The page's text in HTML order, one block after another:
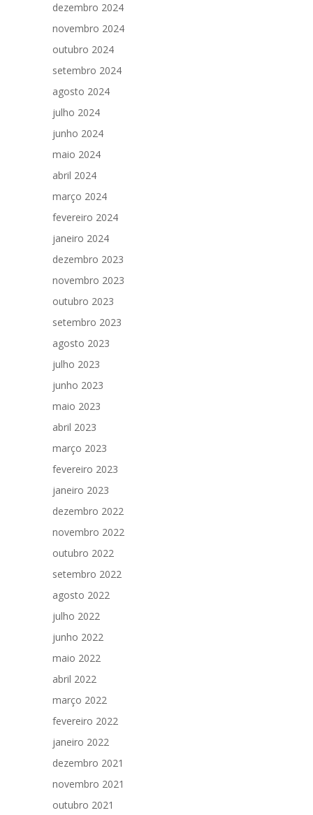
dezembro 2024
novembro 2024
outubro 2024
setembro 2024
agosto 2024
julho 2024
junho 2024
maio 2024
abril 2024
março 2024
fevereiro 2024
janeiro 2024
dezembro 2023
novembro 2023
outubro 2023
setembro 2023
agosto 2023
julho 2023
junho 2023
maio 2023
abril 2023
março 2023
fevereiro 2023
janeiro 2023
dezembro 2022
novembro 2022
outubro 2022
setembro 2022
agosto 2022
julho 2022
junho 2022
maio 2022
abril 2022
março 2022
fevereiro 2022
janeiro 2022
dezembro 2021
novembro 2021
outubro 2021